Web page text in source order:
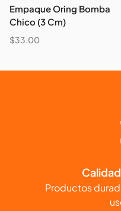
Empaque Oring Bomba
Chico (3 Cm)
$33.00
Productos